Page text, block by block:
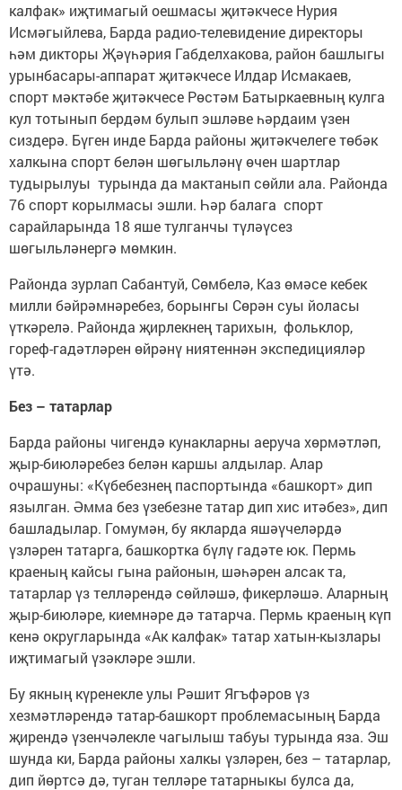
калфак» иҗтимагый оешмасы җитәкчесе Нурия
Исмәгыйлева, Барда радио-телевидение директоры
һәм дикторы Җәүһәрия Габделхакова, район башлыгы
урынбасары-аппарат җитәкчесе Илдар Исмакаев,
спорт мәктәбе җитәкчесе Рөстәм Батыркаевның кулга
кул тотынып бердәм булып эшләве һәрдаим үзен
сиздерә. Бүген инде Барда районы җитәкчелеге төбәк
халкына спорт белән шөгыльләнү өчен шартлар
тудырылуы турында да мактанып сөйли ала. Районда
76 спорт корылмасы эшли. Һәр балага спорт
сарайларында 18 яше тулганчы түләүсез
шөгыльләнергә ­мөмкин.
Районда зурлап Сабантуй, Сөмбелә, Каз өмәсе кебек
милли бәйрәмнәребез, борынгы Сөрән суы йоласы
үткәрелә. Районда җирлекнең тарихын, фольклор,
гореф-гадәтләрен өйрәнү ниятеннән экспедицияләр
үтә.
Без – татарлар
Барда районы чигендә кунакларны аеруча хөрмәтләп,
җыр-биюләребез белән каршы алдылар. Алар
очрашуны: «Күбебезнең паспортында «башкорт» дип
язылган. Әмма без үзебезне татар дип хис итәбез», дип
башладылар. Гомумән, бу якларда яшәүчеләрдә
үзләрен татарга, башкортка бүлү гадәте юк. Пермь
краеның кайсы гына районын, шәһәрен алсак та,
татарлар үз телләрендә сөйләшә, фикерләшә. Аларның
җыр-биюләре, киемнәре дә татарча. Пермь краеның күп
кенә округларында «Ак калфак» татар хатын-кызлары
иҗтимагый үзәкләре эшли.
Бу якның күренекле улы Рәшит Ягъфәров үз
хезмәтләрендә татар-башкорт проблемасының Барда
җирендә үзенчәлек­ле чагылыш табуы турында яза. Эш
шунда ки, Барда районы халкы үзләрен, без – татарлар,
дип йөртсә дә, туган телләре татарныкы булса да,